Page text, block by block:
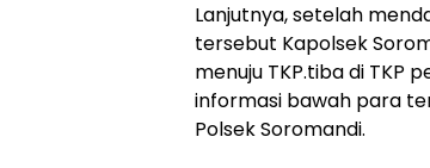
Lanjutnya, setelah
tersebut Kapolsek
menuju TKP.tiba di TKP
informasi bawah para
Polsek Soromandi.